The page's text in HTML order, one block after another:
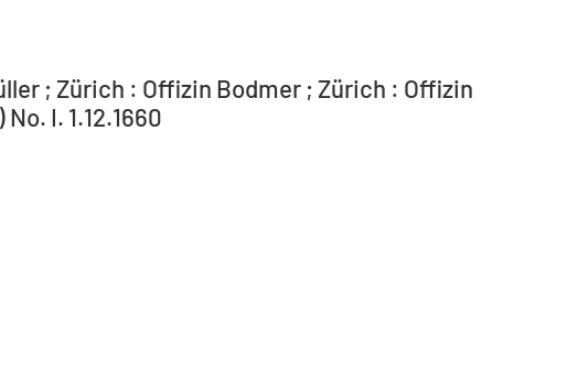
; Zürich : Offizin Bodmer ; Zürich : Offizin
I. 1.12.1660